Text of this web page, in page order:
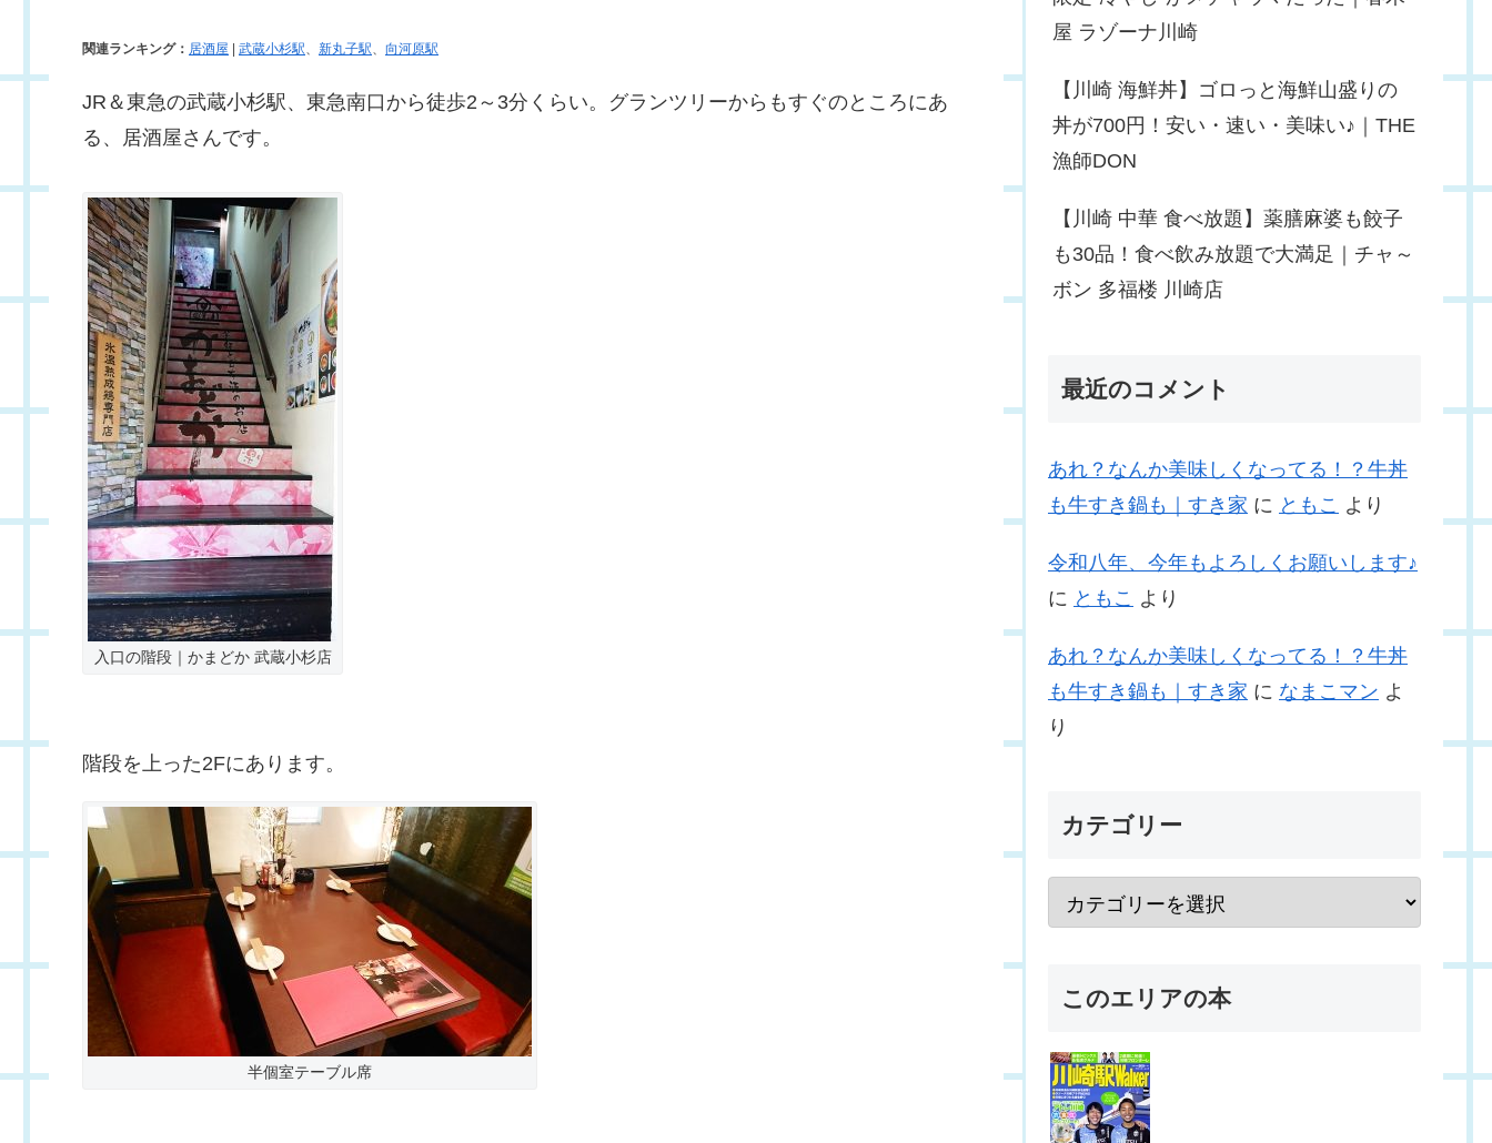
関連ランキング： 居酒屋 | 武蔵小杉駅 新丸子駅 向河原駅
JR＆東急の武蔵小杉駅、東急南口から徒歩2～3分くらい。グランツリーからもすぐのところにあ
る、居酒屋さんです。
入口の階段｜かまどか 武蔵小杉店
階段を上った2Fにあります。
半個室テーブル席
屋 ラゾーナ川崎
【川崎 海鮮丼】ゴロっと海鮮山盛りの
丼が700円！安い・速い・美味い♪｜THE
漁師DON
【川崎 中華 食べ放題】薬膳麻婆も餃子
も30品！食べ飲み放題で大満足｜チャ～
ボン 多福楼 川崎店
最近のコメント
あれ？なんか美味しくなってる！？牛丼
も牛すき鍋も｜すき家 に ともこ より
令和八年、今年もよろしくお願いします♪
に ともこ より
あれ？なんか美味しくなってる！？牛丼
も牛すき鍋も｜すき家 に なまこマン よ
り
カテゴリー
このエリアの本